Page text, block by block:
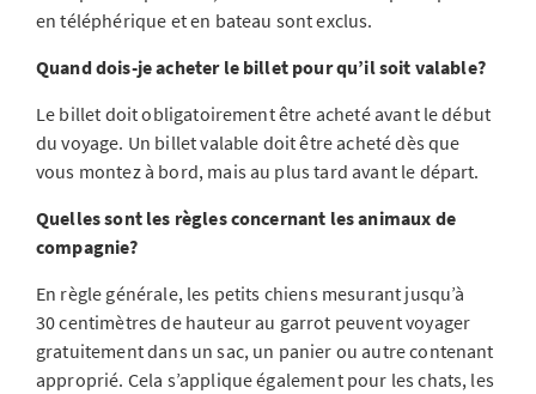
en téléphérique et en bateau sont exclus.
Quand dois-je acheter le billet pour qu’il soit valable?
Le billet doit obligatoirement être acheté avant le début
du voyage. Un billet valable doit être acheté dès que
vous montez à bord, mais au plus tard avant le départ.
Quelles sont les règles concernant les animaux de
compagnie?
En règle générale, les petits chiens mesurant jusqu’à
30 centimètres de hauteur au garrot peuvent voyager
gratuitement dans un sac, un panier ou autre contenant
approprié. Cela s’applique également pour les chats, les